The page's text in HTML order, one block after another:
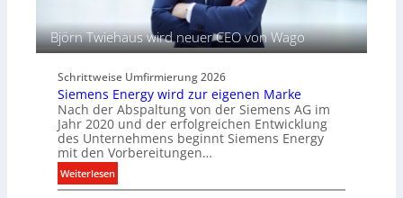
e
l
h
t
u
n
g
t
a
e
P
r
o
d
u
k
Björn Twiehaus wird neuer CEO von Wago
Schrittweise Umfirmierung 2026
Siemens Energy wird zur eigenen Marke
Nach der Abspaltung von der Siemens AG im
Jahr 2020 und der erfolgreichen Entwicklung
des Unternehmens beginnt Siemens Energy
mit den Vorbereitungen…
Weiterlesen:
S